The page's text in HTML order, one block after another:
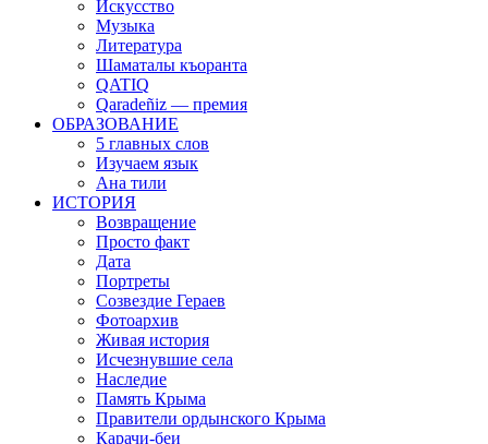
Искусство
Музыка
Литература
Шаматалы къоранта
QATIQ
Qaradeñiz — премия
ОБРАЗОВАНИЕ
5 главных слов
Изучаем язык
Ана тили
ИСТОРИЯ
Возвращение
Просто факт
Дата
Портреты
Созвездие Гераев
Фотоархив
Живая история
Исчезнувшие села
Наследие
Память Крыма
Правители ордынского Крыма
Карачи-беи